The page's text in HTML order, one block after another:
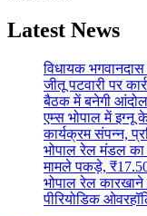
Latest News
विधायक भगवानदास
जीतू पटवारी पर
बैठक में बनेगी
एम्स भोपाल में इग्नू
कार्यक्रम संपन्न,
भोपाल रेल मंडल
मामले पकड़े,
भोपाल रेल कारखाने
पीरियोडिक